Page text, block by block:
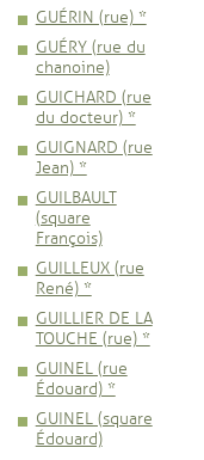
GUÉRIN (rue) *
GUÉRY (rue du
chanoine)
GUICHARD (rue
du docteur) *
GUIGNARD (rue
Jean) *
GUILBAULT
(square
François)
GUILLEUX (rue
René) *
GUILLIER DE LA
TOUCHE (rue) *
GUINEL (rue
Édouard) *
GUINEL (square
Édouard)